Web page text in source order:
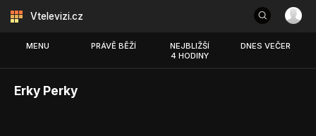
Vtelevizi.cz
MENU PRÁVĚ BĚŽÍ
NEJBLIŽŠÍ
4 HODINY
DNES VEČER
Erky Perky